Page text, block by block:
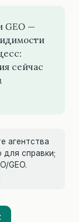
GEO —
сейчас
агентства
справки;
GEO.